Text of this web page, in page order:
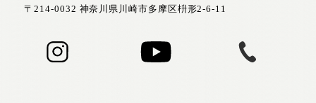
〒214-0032 神奈川県川崎市多摩区枡形2-6-11